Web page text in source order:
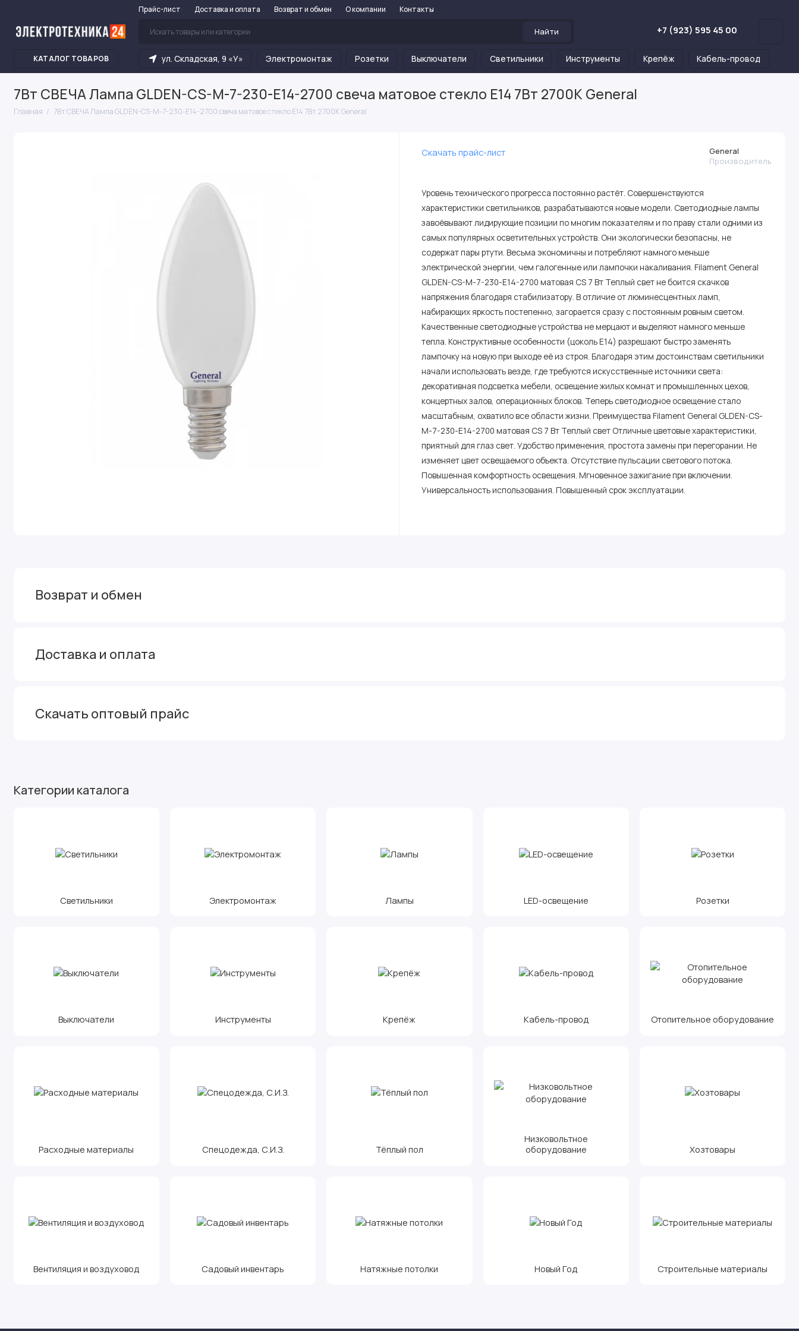
Прайс-лист Доставка и оплата Возврат и обмен О компании Контакты
Найти +7 (923) 595 45 00
КАТАЛОГ ТОВАРОВ ул. Складская, 9 «У» Электромонтаж Розетки Выключатели Светильники Инструменты Крепёж Кабель-провод
7Вт СВЕЧА Лампа GLDEN-CS-M-7-230-E14-2700 свеча матовое стекло Е14 7Вт 2700К General
Главная 7Вт СВЕЧА Лампа GLDEN-CS-M-7-230-E14-2700 свеча матовое стекло Е14 7Вт 2700К General
Скачать прайс-лист
General
Производитель
Уровень технического прогресса постоянно растёт. Совершенствуются
характеристики светильников, разрабатываются новые модели. Светодиодные лампы
завоёвывают лидирующие позиции по многим показателям и по праву стали одними из
самых популярных осветительных устройств. Они экологически безопасны, не
содержат пары ртути. Весьма экономичны и потребляют намного меньше
электрической энергии, чем галогенные или лампочки накаливания. Filament General
GLDEN-CS-M-7-230-E14-2700 матовая CS 7 Вт Теплый свет не боится скачков
напряжения благодаря стабилизатору. В отличие от люминесцентных ламп,
набирающих яркость постепенно, загорается сразу с постоянным ровным светом.
Качественные светодиодные устройства не мерцают и выделяют намного меньше
тепла. Конструктивные особенности (цоколь E14) разрешают быстро заменять
лампочку на новую при выходе её из строя. Благодаря этим достоинствам светильники
начали использовать везде, где требуются искусственные источники света:
декоративная подсветка мебели, освещение жилых комнат и промышленных цехов,
концертных залов, операционных блоков. Теперь светодиодное освещение стало
масштабным, охватило все области жизни. Преимущества Filament General GLDEN-CS-
M-7-230-E14-2700 матовая CS 7 Вт Теплый свет Отличные цветовые характеристики,
приятный для глаз свет. Удобство применения, простота замены при перегорании. Не
изменяет цвет освещаемого объекта. Отсутствие пульсации светового потока.
Повышенная комфортность освещения. Мгновенное зажигание при включении.
Универсальность использования. Повышенный срок эксплуатации.
Возврат и обмен
Доставка и оплата
Скачать оптовый прайс
Категории каталога
Светильники Электромонтаж Лампы LED-освещение Розетки
Выключатели Инструменты Крепёж Кабель-провод Отопительное оборудование
Расходные материалы Спецодежда, С.И.З. Тёплый пол
Низковольтное
оборудование
Хозтовары
Вентиляция и воздуховод Садовый инвентарь Натяжные потолки Новый Год Строительные материалы